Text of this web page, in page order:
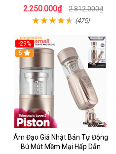
tốt
2.250.000₫ 2.812.000₫
(475)
-29%
5
Âm Đạo Giả Nhật Bản Tự Động
Bú Mút Mềm Mại Hấp Dẫn